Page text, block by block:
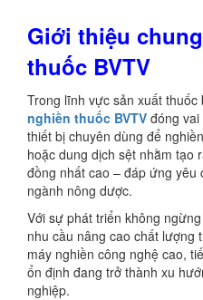
Giới thiệu
thuốc BVTV
Trong lĩnh vực sản xuất thuốc
nghiền thuốc BVTV đóng
thiết bị chuyên dùng để
hoặc dung dịch sệt nhằm tạo
đồng nhất cao – đáp ứng yêu
ngành nông dược.
Với sự phát triển không
nhu cầu nâng cao chất lượng
máy nghiền công nghệ cao,
ổn định đang trở thành xu
nghiệp.